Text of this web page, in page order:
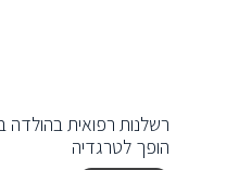
רשלנות רפואית בהולדה
הופך לטרגדיה